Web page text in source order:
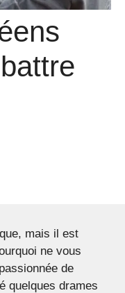
mais il est
ne vous
de
quelques drames